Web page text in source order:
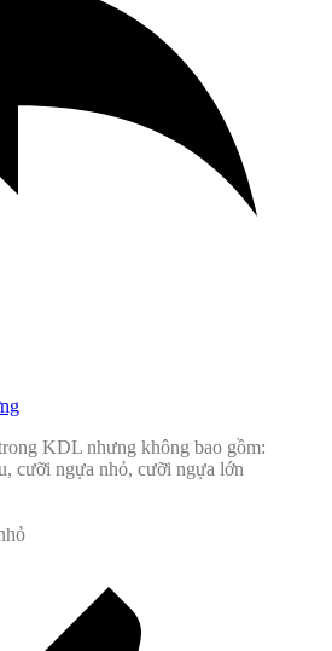
KDL nhưng không bao gồm:
cưỡi ngựa nhỏ, cưỡi ngựa lớn